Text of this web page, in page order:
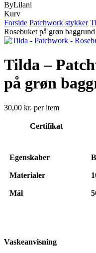
ByLilani
KurvClose
Cart
Forside Patchwork stykker
Rosebuket på grøn baggrund
Tilda –
på grøn
30,00 kr. per item
Certifikat
Egenskaber
Materialer
Mål
Vaskeanvisning